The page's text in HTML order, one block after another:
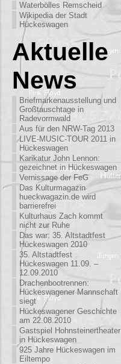
Waterbölles Remscheid
Wikipedia der Stadt
Hückeswagen
Aktuelle
News
Briefmarkenausstellung und
Großtauschtage in
Radevormwald
Aus für den NRW-Tag 2013
LIVE-MUSIC-TOUR 2011 in
Hückeswagen
Karikatur John Lennon:
gezeichnet in Hückeswagen
Vernissage der FeG
Das Kulturmagazin
hueckwagazin.de wird
barrierefrei
Kulturhaus Zach kommt
nicht zur Ruhe
Das war: 35. Altstadtfest
Hückeswagen 2010
35. Altstadtfest
Hückeswagen 11.09. –
12.09.2010
Drachenbootrennen:
Hückeswagener Mannschaft
siegt
Hückeswagener Geschichte
am 22.08.2010
Gastspiel Hohnsteinertheater
in Hückeswagen
925 Jahre Hückeswagen im
Eiltempo